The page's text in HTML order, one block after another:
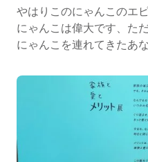
やはりこのにゃんこのエ
にゃんこは偉大です、た
にゃんこを連れてきたあ